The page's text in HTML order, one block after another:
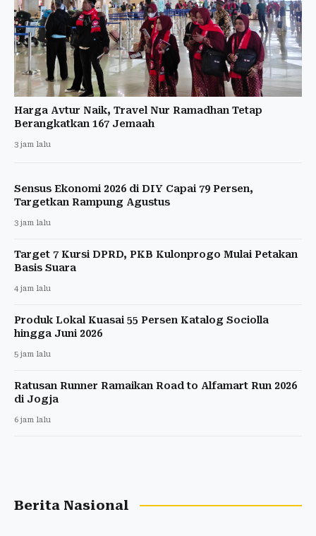
Harga Avtur Naik, Travel Nur Ramadhan Tetap
Berangkatkan 167 Jemaah
3 jam lalu
Sensus Ekonomi 2026 di DIY Capai 79 Persen,
Targetkan Rampung Agustus
3 jam lalu
Target 7 Kursi DPRD, PKB Kulonprogo Mulai Petakan
Basis Suara
4 jam lalu
Produk Lokal Kuasai 55 Persen Katalog Sociolla
hingga Juni 2026
5 jam lalu
Ratusan Runner Ramaikan Road to Alfamart Run 2026
di Jogja
6 jam lalu
Berita Nasional